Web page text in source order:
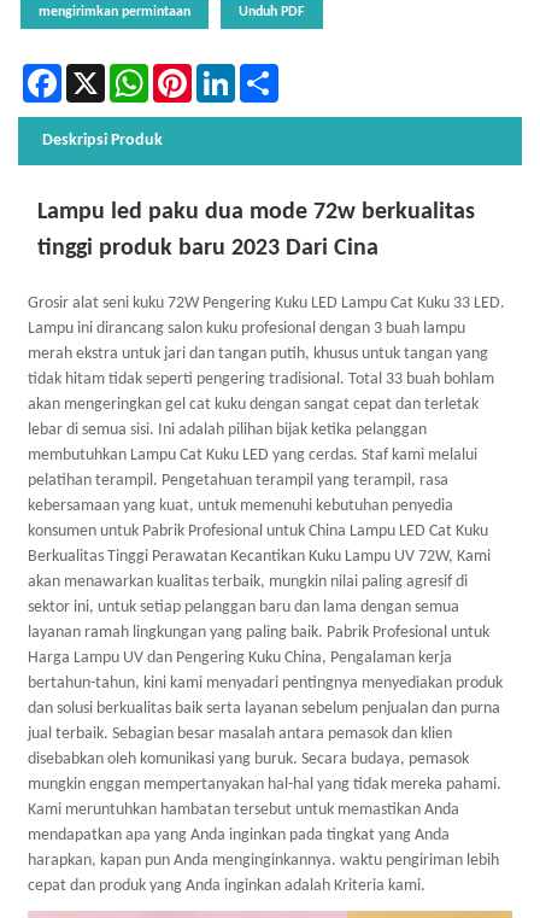
mengirimkan permintaan Unduh PDF
Facebook
X WhatsAppPinterestLinkedIn
Deskripsi Produk
Lampu led paku dua mode 72w berkualitas
tinggi produk baru 2023 Dari Cina
Grosir alat seni kuku 72W Pengering Kuku LED Lampu Cat Kuku 33 LED.
Lampu ini dirancang salon kuku profesional dengan 3 buah lampu
merah ekstra untuk jari dan tangan putih, khusus untuk tangan yang
tidak hitam tidak seperti pengering tradisional. Total 33 buah bohlam
akan mengeringkan gel cat kuku dengan sangat cepat dan terletak
lebar di semua sisi. Ini adalah pilihan bijak ketika pelanggan
membutuhkan Lampu Cat Kuku LED yang cerdas. Staf kami melalui
pelatihan terampil. Pengetahuan terampil yang terampil, rasa
kebersamaan yang kuat, untuk memenuhi kebutuhan penyedia
konsumen untuk Pabrik Profesional untuk China Lampu LED Cat Kuku
Berkualitas Tinggi Perawatan Kecantikan Kuku Lampu UV 72W, Kami
akan menawarkan kualitas terbaik, mungkin nilai paling agresif di
sektor ini, untuk setiap pelanggan baru dan lama dengan semua
layanan ramah lingkungan yang paling baik. Pabrik Profesional untuk
Harga Lampu UV dan Pengering Kuku China, Pengalaman kerja
bertahun-tahun, kini kami menyadari pentingnya menyediakan produk
dan solusi berkualitas baik serta layanan sebelum penjualan dan purna
jual terbaik. Sebagian besar masalah antara pemasok dan klien
disebabkan oleh komunikasi yang buruk. Secara budaya, pemasok
mungkin enggan mempertanyakan hal-hal yang tidak mereka pahami.
Kami meruntuhkan hambatan tersebut untuk memastikan Anda
mendapatkan apa yang Anda inginkan pada tingkat yang Anda
harapkan, kapan pun Anda menginginkannya. waktu pengiriman lebih
cepat dan produk yang Anda inginkan adalah Kriteria kami.